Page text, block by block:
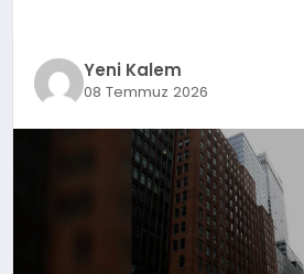
SAĞLIK
Yeni Kalem
08 Temmuz 2026